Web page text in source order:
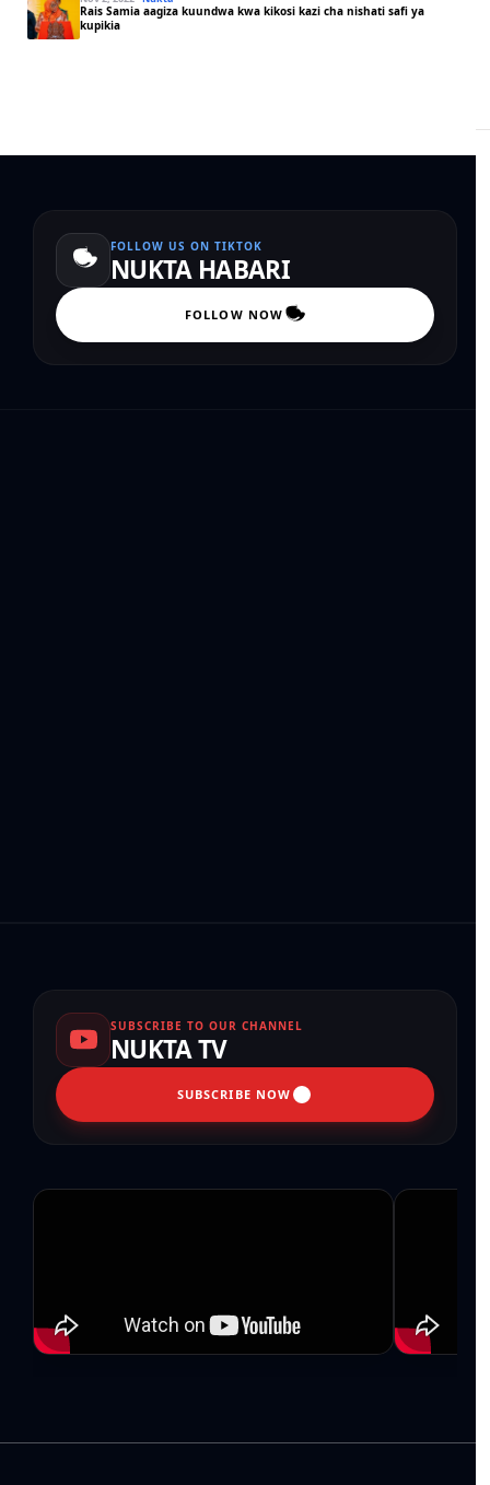
Rais Samia aagiza kuundwa kwa kikosi kazi cha nishati safi ya
kupikia
FOLLOW US ON TIKTOK
NUKTA HABARI
FOLLOW NOW
SUBSCRIBE TO OUR CHANNEL
NUKTA TV
SUBSCRIBE NOW